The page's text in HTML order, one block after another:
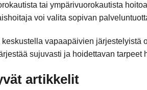
tai ympärivuorokautista
voi valita sopivan
vapaapäivien järjestelyistä
sujuvasti ja hoidettavan tarpeet
artikkelit